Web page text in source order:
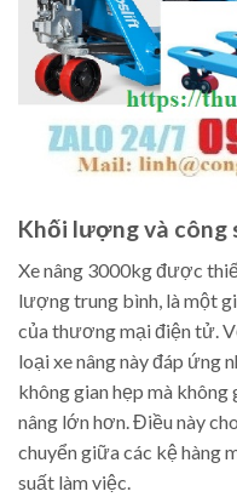
Khối lượng và công
Xe nâng 3000kg được
lượng trung bình, là một
của thương mại điện tử.
loại xe nâng này đáp ứng
không gian hẹp mà
nâng lớn hơn. Điều này
chuyển giữa các kệ hàng
suất làm việc.